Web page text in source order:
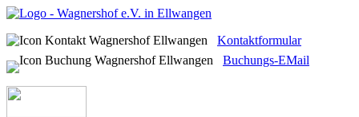
Kontaktformular
Buchungs-EMail